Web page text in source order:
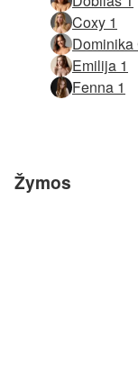
Coxy 1
Dominika
Emilija 1
Fenna 1
Žymos